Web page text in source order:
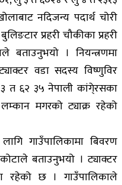
नदिजन्य पदार्थ चोरी
प्रहरी चौकीका प्रहरी
बताउनुभयो । नियन्त्रणमा
वडा सदस्य विष्णुविर
त ६२ ३५ नेपाली कांगे्रसका
मगरको ट्याक्र रहेको
गाउँपालिकामा बिवरण
बताउनुभयो । ट्याक्टर
रहेको छ । गाउँपालिकाले